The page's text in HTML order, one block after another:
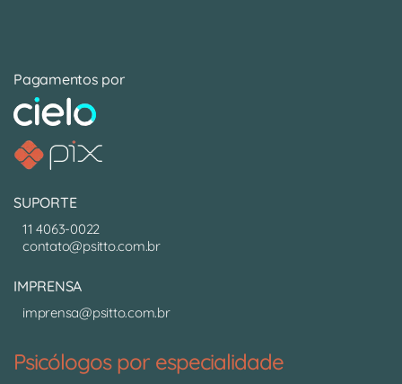
Pagamentos por
SUPORTE
11 4063-0022
contato@psitto.com.br
IMPRENSA
imprensa@psitto.com.br
Psicólogos por especialidade